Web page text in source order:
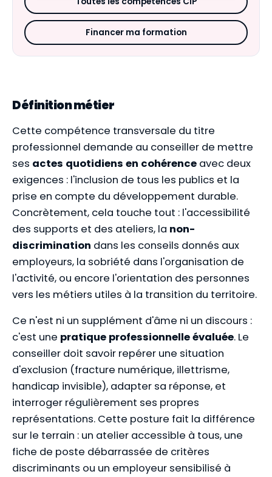
Définition métier
Cette compétence transversale du titre
professionnel demande au conseiller de mettre
ses actes quotidiens en cohérence avec deux
exigences : l'inclusion de tous les publics et la
prise en compte du développement durable.
Concrètement, cela touche tout : l'accessibilité
des supports et des ateliers, la non-
discrimination dans les conseils donnés aux
employeurs, la sobriété dans l'organisation de
l'activité, ou encore l'orientation des personnes
vers les métiers utiles à la transition du territoire.
Ce n'est ni un supplément d'âme ni un discours :
c'est une pratique professionnelle évaluée. Le
conseiller doit savoir repérer une situation
d'exclusion (fracture numérique, illettrisme,
handicap invisible), adapter sa réponse, et
interroger régulièrement ses propres
représentations. Cette posture fait la différence
sur le terrain : un atelier accessible à tous, une
fiche de poste débarrassée de critères
discriminants ou un employeur sensibilisé à
Financer ma formation